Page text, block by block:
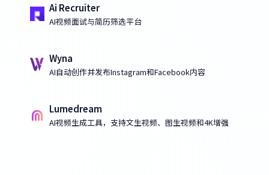
Ai Recruiter
AI视频面试与简历筛选平台
Wyna
AI自动创作并发布Instagram和Facebook内容
Lumedream
AI视频生成工具，支持文生视频、图生视频和4K增强